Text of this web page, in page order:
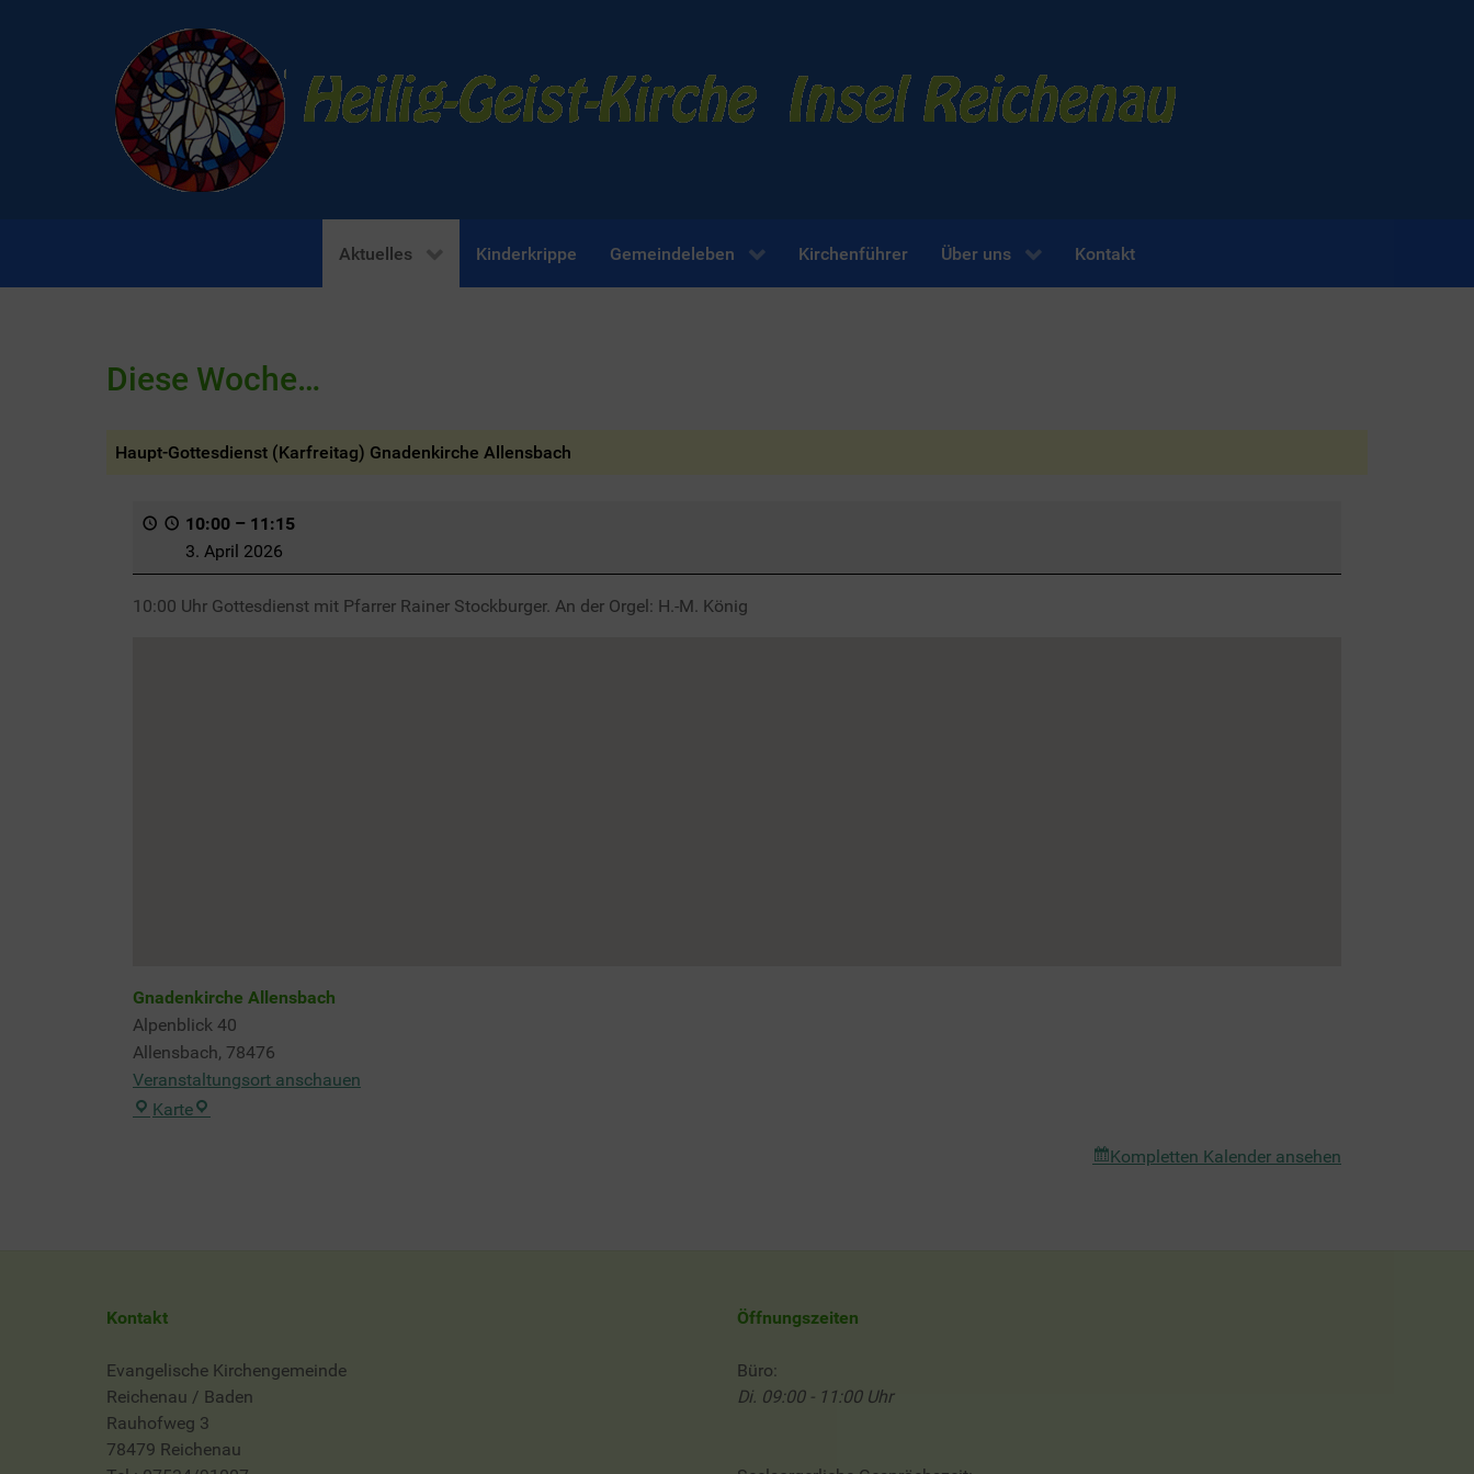
Aktuelles Kinderkrippe Gemeindeleben Kirchenführer Über uns Kontakt
Diese Woche…
Haupt-Gottesdienst (Karfreitag) Gnadenkirche Allensbach
10:00 – 11:15
3. April 2026
10:00 Uhr Gottesdienst mit Pfarrer Rainer Stockburger. An der Orgel: H.-M. König
Gnadenkirche Allensbach
Alpenblick 40
Allensbach, 78476
Veranstaltungsort anschauen
KarteGnadenkirche
Kompletten Kalender ansehen
Kontakt
Evangelische Kirchengemeinde
Reichenau / Baden
Rauhofweg 3
78479 Reichenau
Öffnungszeiten
Büro:
Di. 09:00 - 11:00 Uhr